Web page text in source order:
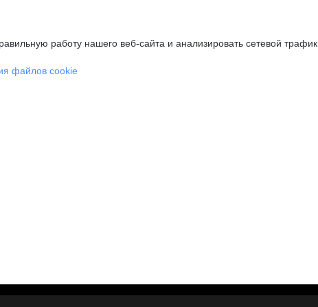
работу нашего веб-сайта и анализировать сетевой трафик.
файлов cookie